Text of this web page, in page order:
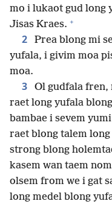
mo i lukaot gud long
Jisas Kraes. +
2
Prea blong mi
yufala, i givim moa
moa.
3
Ol gudfala fren,
raet long yufala
bambae i sevem
raet blong talem
strong blong
kasem wan taem
olsem from we i gat
long medel blong